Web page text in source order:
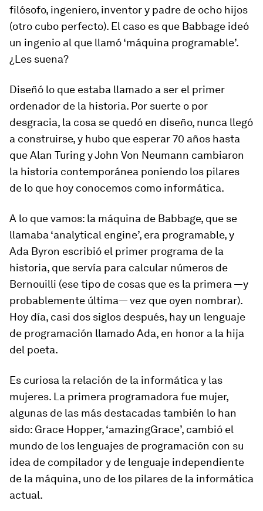
filósofo, ingeniero, inventor y padre de ocho hijos
(otro cubo perfecto). El caso es que Babbage ideó
un ingenio al que llamó ‘máquina programable’.
¿Les suena?
Diseñó lo que estaba llamado a ser el primer
ordenador de la historia. Por suerte o por
desgracia, la cosa se quedó en diseño, nunca llegó
a construirse, y hubo que esperar 70 años hasta
que Alan Turing y John Von Neumann cambiaron
la historia contemporánea poniendo los pilares
de lo que hoy conocemos como informática.
A lo que vamos: la máquina de Babbage, que se
llamaba ‘analytical engine’, era programable, y
Ada Byron escribió el primer programa de la
historia, que servía para calcular números de
Bernouilli (ese tipo de cosas que es la primera —y
probablemente última— vez que oyen nombrar).
Hoy día, casi dos siglos después, hay un lenguaje
de programación llamado Ada, en honor a la hija
del poeta.
Es curiosa la relación de la informática y las
mujeres. La primera programadora fue mujer,
algunas de las más destacadas también lo han
sido: Grace Hopper, ‘amazingGrace’, cambió el
mundo de los lenguajes de programación con su
idea de compilador y de lenguaje independiente
de la máquina, uno de los pilares de la informática
actual.